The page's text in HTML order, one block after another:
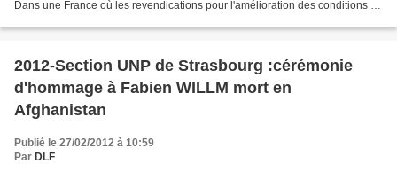
Dans une France où les revendications pour l'amélioration des conditions de
2012-Section UNP de Strasbourg :cérémonie
d'hommage à Fabien WILLM mort en
Afghanistan
Publié le 27/02/2012 à 10:59
Par DLF